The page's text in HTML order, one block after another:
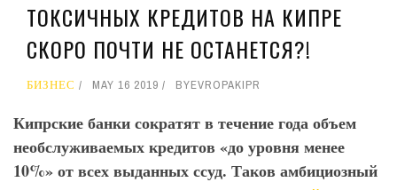
ТОКСИЧНЫХ КРЕДИТОВ НА КИПРЕ
СКОРО ПОЧТИ НЕ ОСТАНЕТСЯ?!
БИЗНЕС MAY 16 2019 BYEVROPAKIPR
Кипрские банки сократят в течение года объем
необслуживаемых кредитов «до уровня менее
10%» от всех выданных ссуд. Таков амбициозный